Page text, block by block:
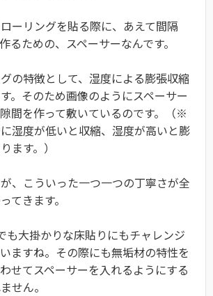
ーリングを貼る際に、あえて間隔
るための、スペーサーなんです。
の特徴として、湿度による膨張収縮
。そのため画像のようにスペーサー
間を作って敷いているのです。（※
湿度が低いと収縮、湿度が高いと膨
ます。）
、こういった一つ一つの丁寧さが全
てきます。
も大掛かりな床貼りにもチャレンジ
ますね。その際にも無垢材の特性を
せてスペーサーを入れるようにする
せん。